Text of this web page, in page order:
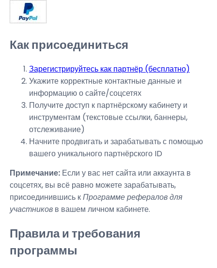
Как присоединиться
Зарегистрируйтесь как партнёр (бесплатно)
Укажите корректные контактные данные и
информацию о сайте/соцсетях
Получите доступ к партнёрскому кабинету и
инструментам (текстовые ссылки, баннеры,
отслеживание)
Начните продвигать и зарабатывать с помощью
вашего уникального партнёрского ID
Примечание:Если у вас нет сайта или аккаунта в
соцсетях, вы всё равно можете зарабатывать,
присоединившись кПрограмме рефералов для
участниковв вашем личном кабинете.
Правила и требования
программы